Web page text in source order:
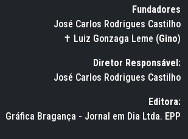
Fundadores
José Carlos Rodrigues Castilho
✝ Luiz Gonzaga Leme (Gino)
Diretor Responsável:
José Carlos Rodrigues Castilho
Editora:
Gráfica Bragança - Jornal em Dia Ltda. EPP